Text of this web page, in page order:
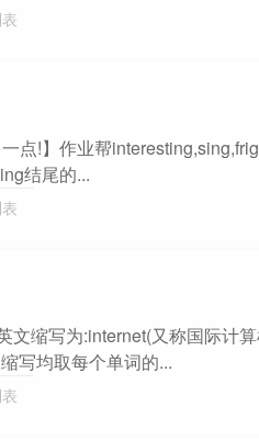
点!】作业帮
结尾的...
文缩写为:internet(又称国际计
写均取每个单词的...